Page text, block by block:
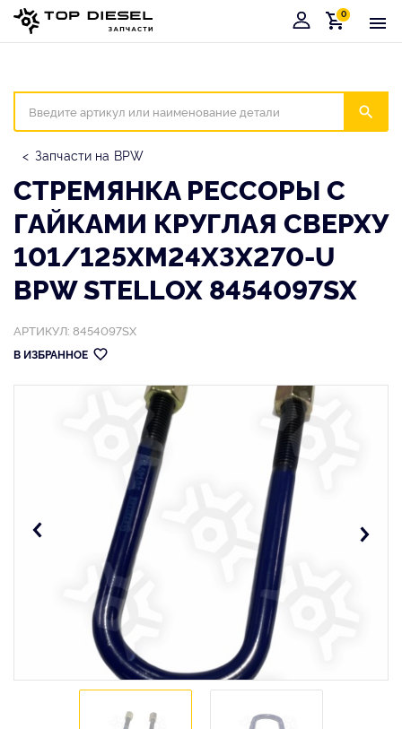
Корзина
0
Запчасти на BPW
СТРЕМЯНКА РЕССОРЫ С
ГАЙКАМИ КРУГЛАЯ СВЕРХУ
101/125XM24X3X270-U
BPW STELLOX 8454097SX
АРТИКУЛ: 8454097SX
В ИЗБРАННОЕ